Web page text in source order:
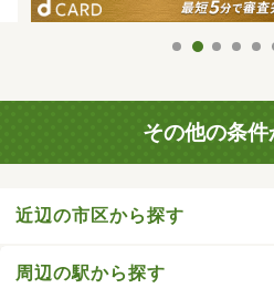
その他の条
近辺の市区から探す
周辺の駅から探す